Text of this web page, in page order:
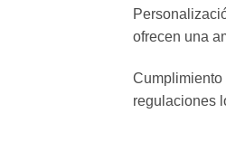
ofrecen una
Cumplimiento
regulaciones